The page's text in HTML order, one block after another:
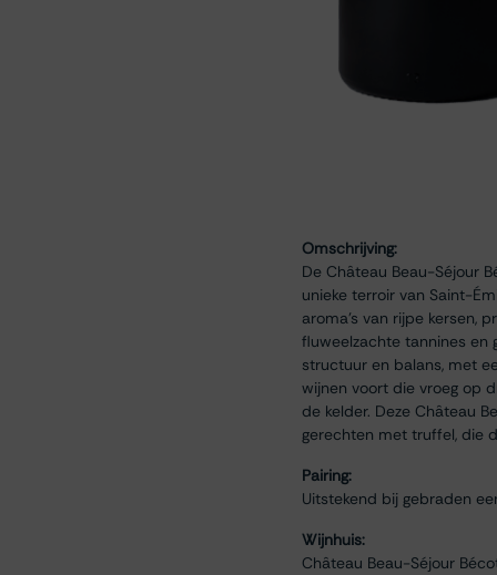
Omschrijving:
De Château Beau-Séjour
unieke terroir van Saint-
aroma's van rijpe kersen,
fluweelzachte tannines en
structuur en balans, met
wijnen voort die vroeg op
de kelder. Deze Château
gerechten met truffel, die
Pairing:
Uitstekend bij gebraden
Wijnhuis:
Château Beau-Séjour